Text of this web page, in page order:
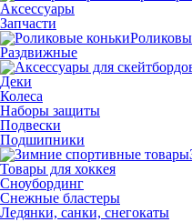
Аксессуары
Запчасти
Раздвижные
Деки
Колеса
Наборы защиты
Подвески
Подшипники
Товары для хоккея
Сноубординг
Снежные бластеры
Ледянки, санки, снегокаты